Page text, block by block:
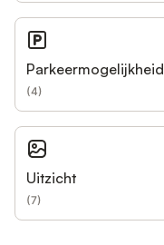
Parkeermogelijkheid
(4)
Uitzicht
(7)